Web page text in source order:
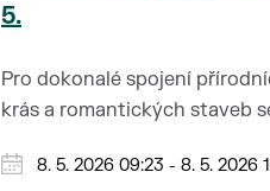
5.
Pro dokonalé spojení
krás a romantických staveb
přezdívá Zahrada Evropy. Na
Od 1. května do 28. září vás o
8. 5. 2026 09:23 - 8. 5. 2026